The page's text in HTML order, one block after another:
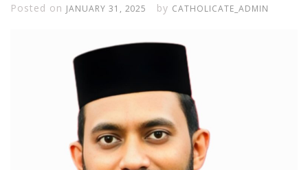
Posted on JANUARY 31, 2025 by CATHOLICATE_ADMIN